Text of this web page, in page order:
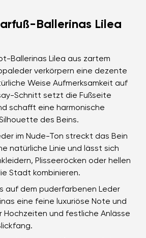
Ballerinas Lilea
Ballerinas Lilea aus zartem
verkörpern eine dezente
Weise Aufmerksamkeit auf
Schnitt setzt die Fußseite
schafft eine harmonische
des Beins.
im Nude-Ton streckt das Bein
natürliche Linie und lässt sich
Plisseeröcken oder hellen
Stadt kombinieren.
auf dem puderfarbenen Leder
eine feine luxuriöse Note und
Hochzeiten und festliche Anlässe